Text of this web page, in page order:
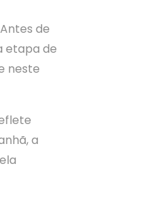
de
etapa de
neste
a